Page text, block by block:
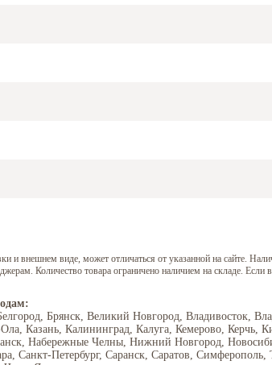
и внешнем виде, может отличаться от указанной на сайте.
Количество товара ограничено наличием на складе.
Брянск, Великий Новгород, Владивосток,
Казань, Калининград, Калуга, Кемерово, Керчь,
Набережные Челны, Нижний Новгород,
Санкт-Петербург, Саранск, Саратов,